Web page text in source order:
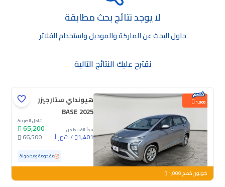
لا يوجد نتائج بحث مطابقة
حاول البحث عن الماركة والموديل واستخدام الفلاتر
نقترح عليك النتائج التالية
1,300
هيونداي ستارجيزر
BASE 2025
يبدأ القسط من
1,401
/شهرياً
شامل الضريبة
65,200
66,500
مستعملة 58,993 كم مفحوصة ومضمونة
كوبون خصم 1,000